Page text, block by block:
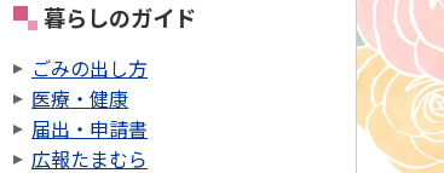
暮らしのガイド
ごみの出し方
医療・健康
届出・申請書
広報たまむら